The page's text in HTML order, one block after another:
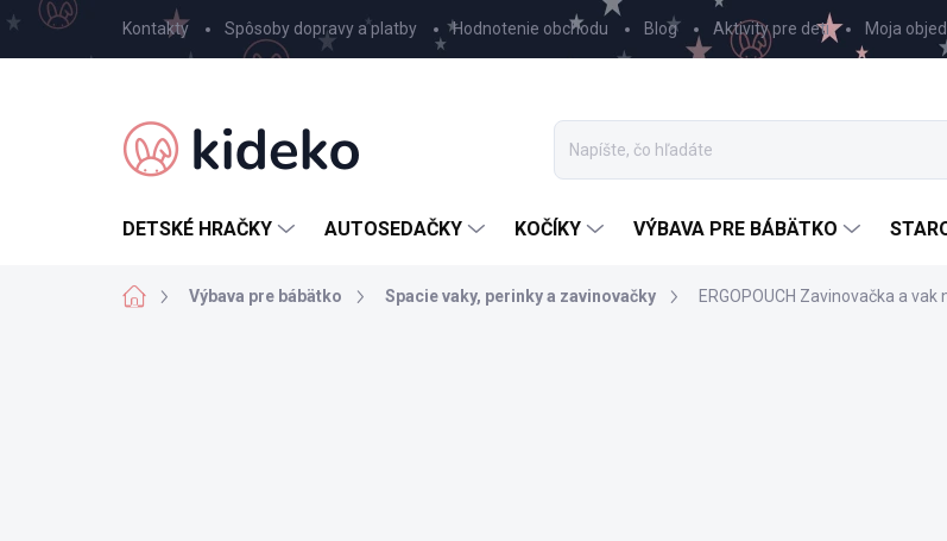
Prejsť
na
obsah
Kontakty Spôsoby dopravy a platby Hodnotenie obchodu Blog Aktivity pre deti Moja
DETSKÉ HRAČKY AUTOSEDAČKY KOČÍKY VÝBAVA PRE BÁBÄTKO
DomovVýbava pre bábätko Spacie vaky, perinky a zavinovačky ERGOPOUCH Zavinovačka a